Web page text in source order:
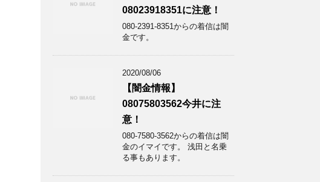
08023918351に注意！
080-2391-8351からの着信は闇
金です。
2020/08/06
【闇金情報】
08075803562今井に注
意！
080-7580-3562からの着信は闇
金のイマイです。 浅田と名乗
る事もあります。